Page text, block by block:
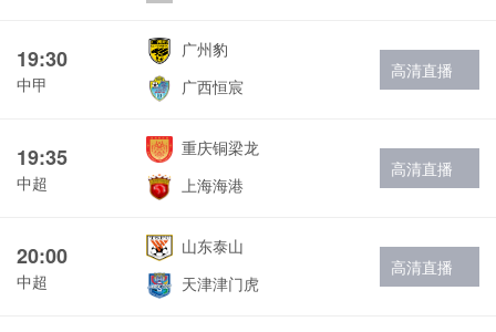
19:30
中甲
广州豹
广西恒宸
高清直播
19:35
中超
重庆铜梁龙
上海海港
高清直播
20:00
中超
山东泰山
天津津门虎
高清直播